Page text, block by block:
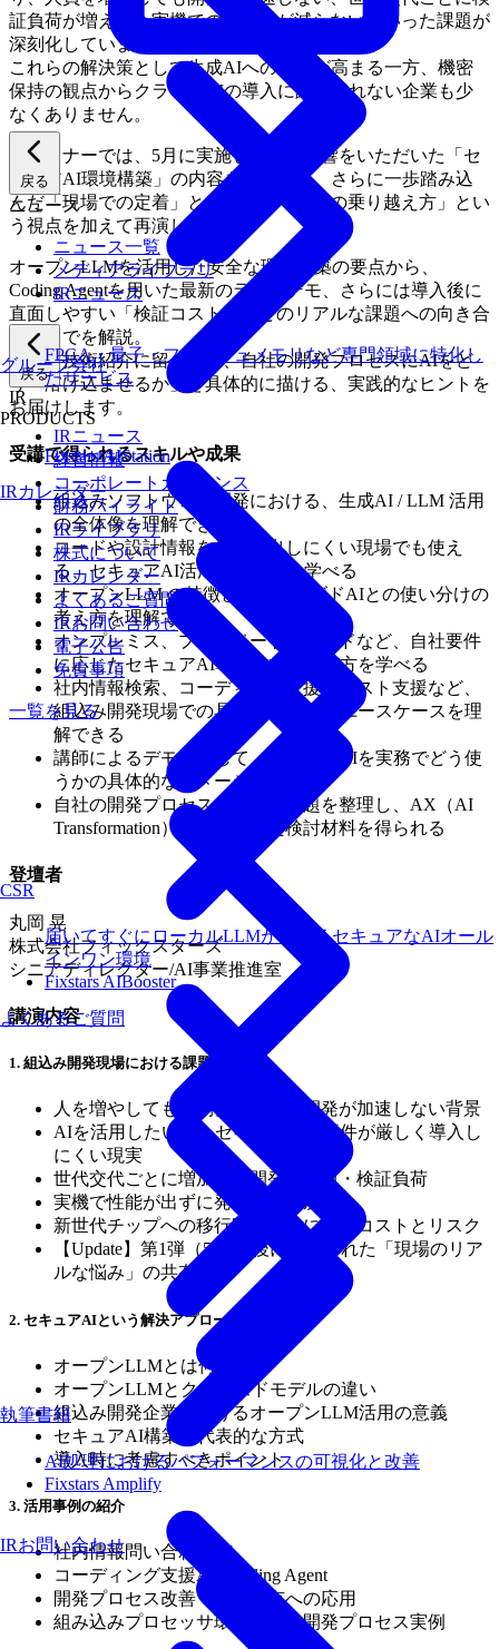
戻る
ニュース
ニュース一覧
メディアライブラリ
IRニュース
戻る
IR
IRニュース
経営情報
コーポレートガバナンス
財務ハイライト
IRライブラリ
株式について
IRカレンダー
よくあるご質問
IRお問い合わせ
電子公告
免責事項
一覧を見る
グループ会社
CSR
執筆書籍
FPGA・量子・フラッシュメモリなど専門領域に特化し
たサービス
PRODUCTS
Fixstars AIStation
届いてすぐにローカルLLMが使えるセキュアなAIオール
インワン環境
Fixstars AIBooster
AI処理におけるパフォーマンスの可視化と改善
Fixstars Amplify
IRカレンダー
よくあるご質問
IRお問い合わせ
証負荷が増える、実機での手戻りが減らないといった課題が
深刻化しています。
これらの解決策として生成AIへの期待が高まる一方、機密
保持の観点からクラウドAIの導入に踏み切れない企業も少
なくありません。
本セミナーでは、5月に実施し大きな反響をいただいた「セ
キュアAI環境構築」の内容をベースに、さらに一歩踏み込
んだ「現場での定着」と「実運用での壁の乗り越え方」とい
う視点を加えて再演します。
オープンLLMを活用した安全な環境構築の要点から、
Coding Agentを用いた最新のライブデモ、さらには導入後に
直面しやすい「検証コスト」などのリアルな課題への向き合
い方までを解説。
単なる技術紹介に留まらず、自社の開発プロセスにAIをど
う「溶け込ませるか」を具体的に描ける、実践的なヒントを
お届けします。
受講で得られるスキルや成果
組込みソフトウェア開発における、生成AI / LLM 活用
の全体像を理解できる
コードや設計情報を外部に出しにくい現場でも使え
る、セキュアAI活用の考え方を学べる
オープンLLM の特徴と、クローズドAIとの使い分けの
考え方を理解できる
オンプレミス、プライベートクラウドなど、自社要件
に応じたセキュアAI導入方式の選び方を学べる
社内情報検索、コーディング支援、テスト支援など、
組込み開発現場での具体的なAI活用ユースケースを理
解できる
講師によるデモを通じて、セキュアAIを実務でどう使
うかの具体的なイメージを持てる
自社の開発プロセスにおける課題を整理し、AX（AI
Transformation）推進に向けた検討材料を得られる
登壇者
丸岡 晃
株式会社フィックスターズ
シニアディレクター/AI事業推進室
講演内容
1. 組込み開発現場における課題
人を増やしても、期待どおりに開発が加速しない背景
AIを活用したいが、セキュリティ要件が厳しく導入し
にくい現実
世代交代ごとに増加する開発・移植・検証負荷
実機で性能が出ずに発生する手戻り
新世代チップへの移行時に見えにくいコストとリスク
【Update】第1弾（5/19）後に寄せられた「現場のリア
ルな悩み」の共有
2. セキュアAIという解決アプローチ
オープンLLMとは何か
オープンLLMとクローズドモデルの違い
組込み開発企業におけるオープンLLM活用の意義
セキュアAI構築の代表的な方式
導入時に考慮すべきポイント
3. 活用事例の紹介
社内情報問い合わせAI
コーディング支援AI / Coding Agent
開発プロセス改善・知見共有への応用
組み込みプロセッサ環境向けの開発プロセス実例